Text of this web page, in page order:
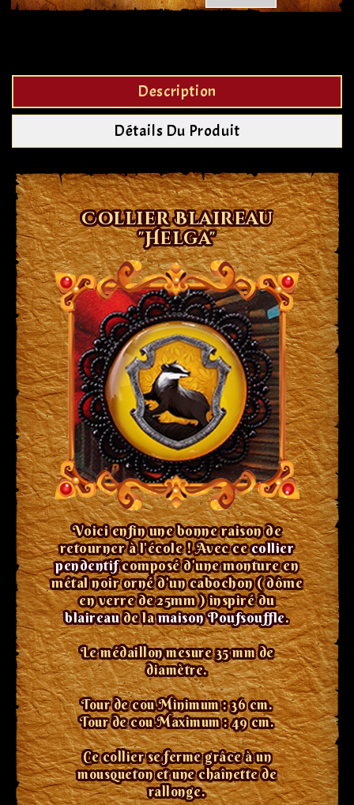
Description
Détails Du Produit
Collier Blaireau
"Helga"
Voici enfin une bonne raison de
retourner à l'école ! Avec cecollier
pendentifcomposé d'une monture en
métal noir orné d'un cabochon ( dôme
en verre de 25mm ) inspiré du
blaireaude lamaison Poufsouffle.
Le médaillon mesure 35 mm de
diamètre.
Tour de cou Minimum : 36 cm.
Tour de cou Maximum : 49 cm.
Ce collier se ferme grâce à un
mousqueton et une chaînette de
rallonge.